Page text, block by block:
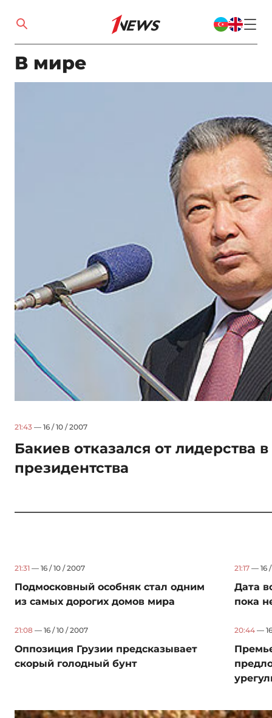
В мире
21:43 — 16 / 10 / 2007
Бакиев отказался от лидерства
президентства
21:31 — 16 / 10 / 2007
Подмосковный особняк стал одним
из самых дорогих домов мира
21:17— 16 /
Дата
пока
21:08 — 16 / 10 / 2007
Оппозиция Грузии предсказывает
скорый голодный бунт
20:44— 16